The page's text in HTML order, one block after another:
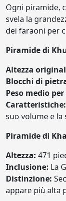
Ogni piramide,
svela la
dei faraoni per
Piramide di
Altezza
Blocchi di
Peso medio
Caratteristiche:
suo volume e
Piramide di
Altezza: 471
Inclusione: La
Distinzione:
appare più alta